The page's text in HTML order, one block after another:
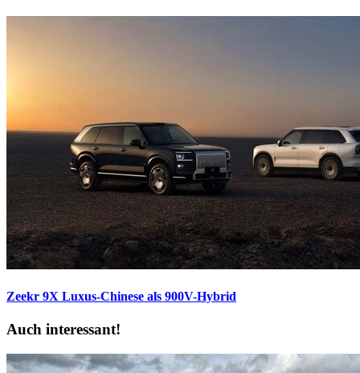
Zeekr 9X Luxus-Chinese als 900V-Hybrid
Auch interessant!